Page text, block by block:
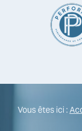
Vous êtes ici :
Panneau de